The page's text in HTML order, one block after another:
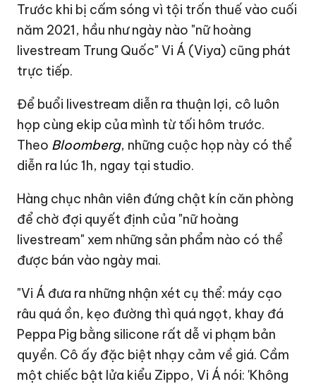
Trước khi bị cấm sóng vì tội trốn thuế vào cuối
năm 2021, hầu như ngày nào "nữ hoàng
livestream Trung Quốc" Vi Á (Viya) cũng phát
trực tiếp.
Để buổi livestream diễn ra thuận lợi, cô luôn
họp cùng ekip của mình từ tối hôm trước.
Theo Bloomberg, những cuộc họp này có thể
diễn ra lúc 1h, ngay tại studio.
Hàng chục nhân viên đứng chật kín căn phòng
để chờ đợi quyết định của "nữ hoàng
livestream" xem những sản phẩm nào có thể
được bán vào ngày mai.
"Vi Á đưa ra những nhận xét cụ thể: máy cạo
râu quá ồn, kẹo đường thì quá ngọt, khay đá
Peppa Pig bằng silicone rất dễ vi phạm bản
quyền. Cô ấy đặc biệt nhạy cảm về giá. Cầm
một chiếc bật lửa kiểu Zippo, Vi Á nói: 'Không